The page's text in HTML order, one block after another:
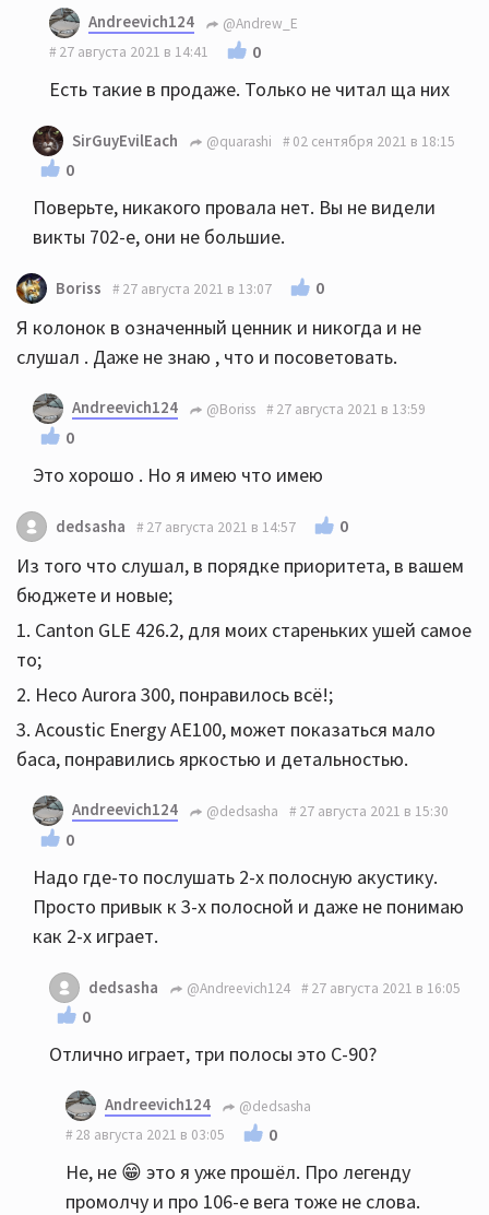
Andreevich124
@Andrew_E
27 августа 2021 в 14:41
0
Есть такие в продаже. Только не читал ща них
SirGuyEvilEach @quarashi 02 сентября 2021 в 18:15
0
Поверьте, никакого провала нет. Вы не видели
викты 702-е, они не большие.
Boriss 27 августа 2021 в 13:07 0
Я колонок в означенный ценник и никогда и не
слушал . Даже не знаю , что и посоветовать.
Andreevich124 @Boriss 27 августа 2021 в 13:59
0
Это хорошо . Но я имею что имею
dedsasha 27 августа 2021 в 14:57 0
Из того что слушал, в порядке приоритета, в вашем
бюджете и новые;
1. Canton GLE 426.2, для моих стареньких ушей самое
то;
2. Heco Aurora 300, понравилось всё!;
3. Acoustic Energy AE100, может показаться мало
баса, понравились яркостью и детальностью.
Andreevich124 @dedsasha 27 августа 2021 в 15:30
0
Надо где-то послушать 2-х полосную акустику.
Просто привык к 3-х полосной и даже не понимаю
как 2-х играет.
dedsasha @Andreevich124 27 августа 2021 в 16:05
0
Отлично играет, три полосы это С-90?
Andreevich124
@dedsasha
28 августа 2021 в 03:05
0
Не, не 😁 это я уже прошёл. Про легенду
промолчу и про 106-е вега тоже не слова.